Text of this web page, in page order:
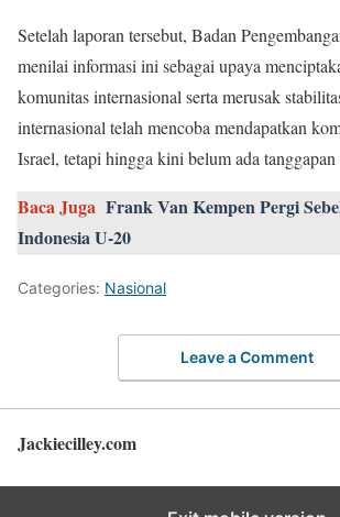
Setelah laporan tersebut, Badan
menilai informasi ini sebagai upaya
komunitas internasional serta merusak
internasional telah mencoba mendapatkan
Israel, tetapi hingga kini belum ada tanggapan
Baca Juga Frank Van Kempen Pergi
Indonesia U-20
Categories: Nasional
Leave a Comment
Jackiecilley.com